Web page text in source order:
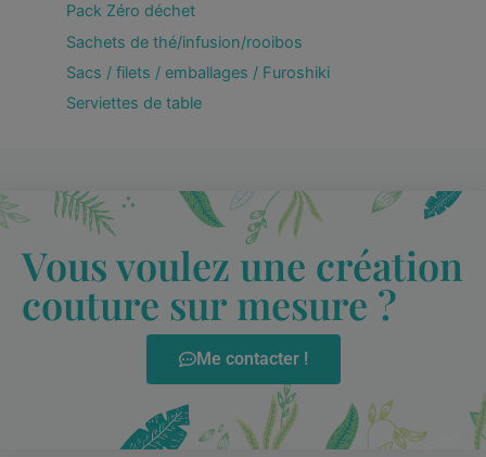
Pack Zéro déchet
Sachets de thé/infusion/rooibos
Sacs / filets / emballages / Furoshiki
Serviettes de table
Vous voulez une création
couture sur mesure ?
Me contacter !